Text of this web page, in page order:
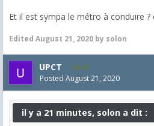
Et il est sympa le métro à conduire
Edited August 21, 2020 by solon
UPCT 45
Posted August 21, 2020
il y a 21 minutes, solon a dit :